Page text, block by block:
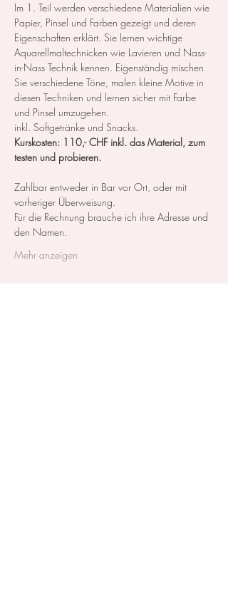
Im 1. Teil werden verschiedene Materialien wie
Papier, Pinsel und Farben gezeigt und deren
Eigenschaften erklärt. Sie lernen wichtige
Aquarellmaltechnicken wie Lavieren und Nass-
in-Nass Technik kennen. Eigenständig mischen
Sie verschiedene Töne, malen kleine Motive in
diesen Techniken und lernen sicher mit Farbe
und Pinsel umzugehen.
inkl. Softgetränke und Snacks.
Kurskosten: 110,- CHF inkl. das Material, zum
testen und probieren.
Zahlbar entweder in Bar vor Ort, oder mit
vorheriger Überweisung.
Für die Rechnung brauche ich ihre Adresse und
den Namen.
Mehr anzeigen